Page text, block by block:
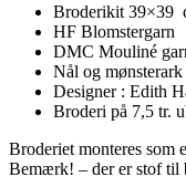
Broderikit 39×39
HF Blomstergarn
DMC Mouliné
Nål og mønsterark
Designer : Edith
Broderi på 7,5 tr.
Broderiet monteres som
Bemærk! – der er stof til